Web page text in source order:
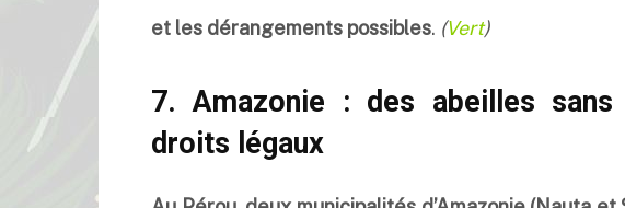
et les dérangements possibles. (Vert)
7. Amazonie : des abeilles
droits légaux